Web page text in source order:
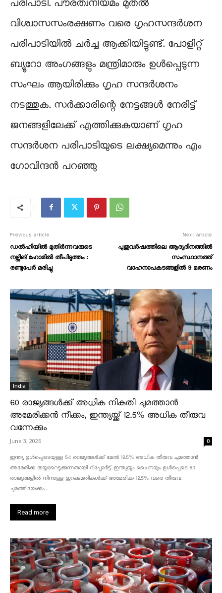
പരിപാടി. പൗരത്വനിയമം മുതൽ
വിശ്വാസസംരക്ഷണം വരെ ഗൃഹസന്ദർശന
പരിപാടിയിൽ ചർച്ച ആക്കിയിട്ടുണ്ട്. പോളിറ്റ്
ബ്യൂറോ അംഗങ്ങളും മന്ത്രിമാരും ഉൾപ്പെടുന്ന
സംഘം ആയിരിക്കും ഗൃഹ സന്ദർശനം
നടത്തുക. സർക്കാരിന്റെ നേട്ടങ്ങൾ നേരിട്ട്
ജനങ്ങളിലേക്ക് എത്തിക്കുകയാണ് ഗൃഹ
സന്ദർശന പരിപാടിയുടെ ലക്ഷ്യമെന്നും എം
ഗോവിന്ദൻ പറഞ്ഞു
Previous article
ഡൽഹിയിൽ മുതിർന്നവരുടെ
നഴ്സിങ് ഹോമിൽ തീപിടുത്തം :
രണ്ടുപേർ മരിച്ചു
Next article
പുതുവർഷത്തിലെ ആദ്യദിനത്തിൽ
സംസ്ഥാനത്ത്
വാഹനാപകടങ്ങളിൽ 9 മരണം
India
60 രാജ്യങ്ങൾക്ക് അധിക നികുതി ചുമത്താൻ
അമേരിക്കൻ നീക്കം, ഇന്ത്യയ്ക്ക് 12.5% അധിക തീരുവ
വന്നേക്കും
June 3, 2026 0
ഇന്ത്യ ഉൾപ്പെടെയുള്ള 54 രാജ്യങ്ങൾക്ക് മേൽ 12.5% അധിക തീരുവ ചുമത്താൻ
അമേരിക്ക തയ്യാറെടുക്കുന്നതായി റിപ്പോർട്ട്. ഇന്ത്യയും ചൈനയും ഉൾപ്പെടെ 60
രാജ്യങ്ങളിൽ നിന്നുള്ള ഇറക്കുമതികൾക്ക് അമേരിക്ക 12.5% ​​വരെ തീരുവ
ചുമത്തിയേക്കും....
Read more